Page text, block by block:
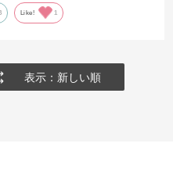
Like! 1
表示：新しい順